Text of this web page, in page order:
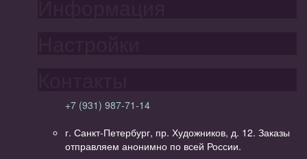
+7 (931) 987-71-14
г. Санкт-Петербург, пр. Художников, д. 12. Заказы
отправляем анонимно по всей России.